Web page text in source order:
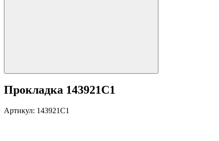
Прокладка 143921C1
Артикул: 143921C1